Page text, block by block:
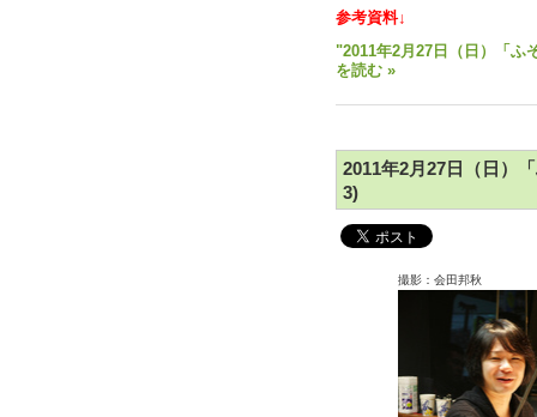
参考資料↓
"2011年2月27日（日）「ふ
を読む »
2011年2月27日（日）
3)
撮影：会田